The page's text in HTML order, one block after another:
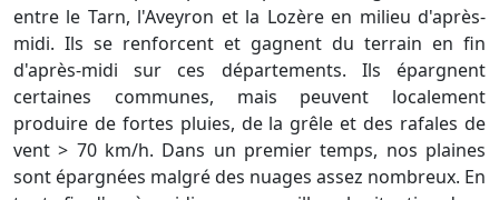
entre le Tarn, l'Aveyron et la Lozère en milieu d'après-
midi. Ils se renforcent et gagnent du terrain en fin
d'après-midi sur ces départements. Ils épargnent
certaines communes, mais peuvent localement
produire de fortes pluies, de la grêle et des rafales de
vent > 70 km/h. Dans un premier temps, nos plaines
sont épargnées malgré des nuages assez nombreux. En